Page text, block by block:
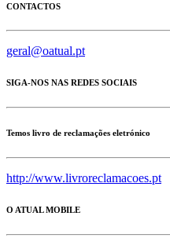
CONTACTOS
geral@oatual.pt
SIGA-NOS NAS REDES SOCIAIS
Temos livro de reclamações eletrónico
http://www.livroreclamacoes.pt
O ATUAL MOBILE